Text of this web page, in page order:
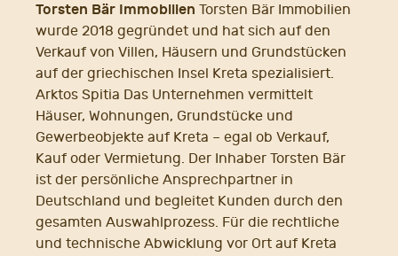
Torsten Bär Immobilien Torsten Bär Immobilien
wurde 2018 gegründet und hat sich auf den
Verkauf von Villen, Häusern und Grundstücken
auf der griechischen Insel Kreta spezialisiert.
Arktos Spitia Das Unternehmen vermittelt
Häuser, Wohnungen, Grundstücke und
Gewerbeobjekte auf Kreta – egal ob Verkauf,
Kauf oder Vermietung. Der Inhaber Torsten Bär
ist der persönliche Ansprechpartner in
Deutschland und begleitet Kunden durch den
gesamten Auswahlprozess. Für die rechtliche
und technische Abwicklung vor Ort auf Kreta